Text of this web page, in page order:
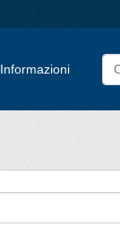
Informazioni